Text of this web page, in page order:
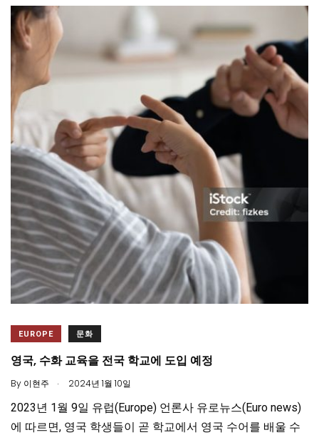
EUROPE 문화
영국, 수화 교육을 전국 학교에 도입 예정
By 이현주 . 2024년 1월 10일
2023년 1월 9일 유럽(Europe) 언론사 유로뉴스(Euro news)
에 따르면, 영국 학생들이 곧 학교에서 영국 수어를 배울 수